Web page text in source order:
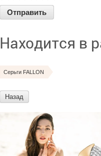
Находится в
Серьги FALLON
Назад